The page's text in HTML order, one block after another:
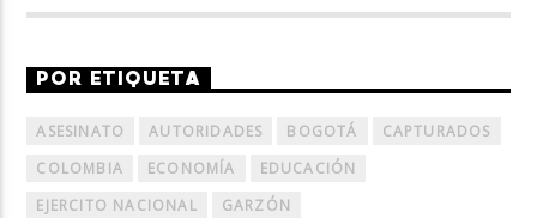
POR ETIQUETA
ASESINATO AUTORIDADES BOGOTÁ
CAPTURADOS
COLOMBIA
ECONOMÍA
EDUCACIÓN
EJERCITO NACIONAL
GARZÓN